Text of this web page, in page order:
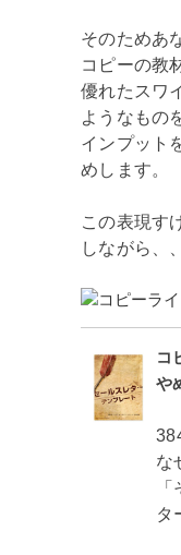
そのためあ
コピーの教
優れたスワ
ようなもの
インプット
めします。
この表現す
しながら、
コ
や
な
タ